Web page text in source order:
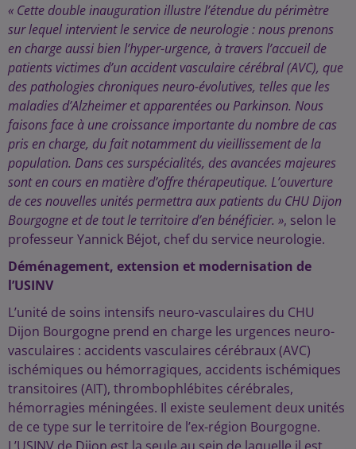
« Cette double inauguration illustre l’étendue du périmètre
sur lequel intervient le service de neurologie : nous prenons
en charge aussi bien l’hyper-urgence, à travers l’accueil de
patients victimes d’un accident vasculaire cérébral (AVC), que
des pathologies chroniques neuro-évolutives, telles que les
maladies d’Alzheimer et apparentées ou Parkinson. Nous
faisons face à une croissance importante du nombre de cas
pris en charge, du fait notamment du vieillissement de la
population. Dans ces surspécialités, des avancées majeures
sont en cours en matière d’offre thérapeutique. L’ouverture
de ces nouvelles unités permettra aux patients du CHU Dijon
Bourgogne et de tout le territoire d’en bénéficier. », selon le
professeur Yannick Béjot, chef du service neurologie.
Déménagement, extension et modernisation de
l’USINV
L’unité de soins intensifs neuro-vasculaires du CHU
Dijon Bourgogne prend en charge les urgences neuro-
vasculaires : accidents vasculaires cérébraux (AVC)
ischémiques ou hémorragiques, accidents ischémiques
transitoires (AIT), thrombophlébites cérébrales,
hémorragies méningées. Il existe seulement deux unités
de ce type sur le territoire de l’ex-région Bourgogne.